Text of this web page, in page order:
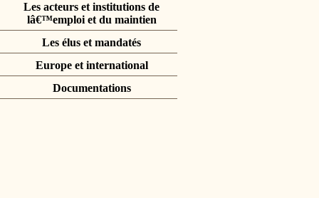
Les acteurs et institutions de
lâ€™emploi et du maintien
Les élus et mandatés
Europe et international
Documentations